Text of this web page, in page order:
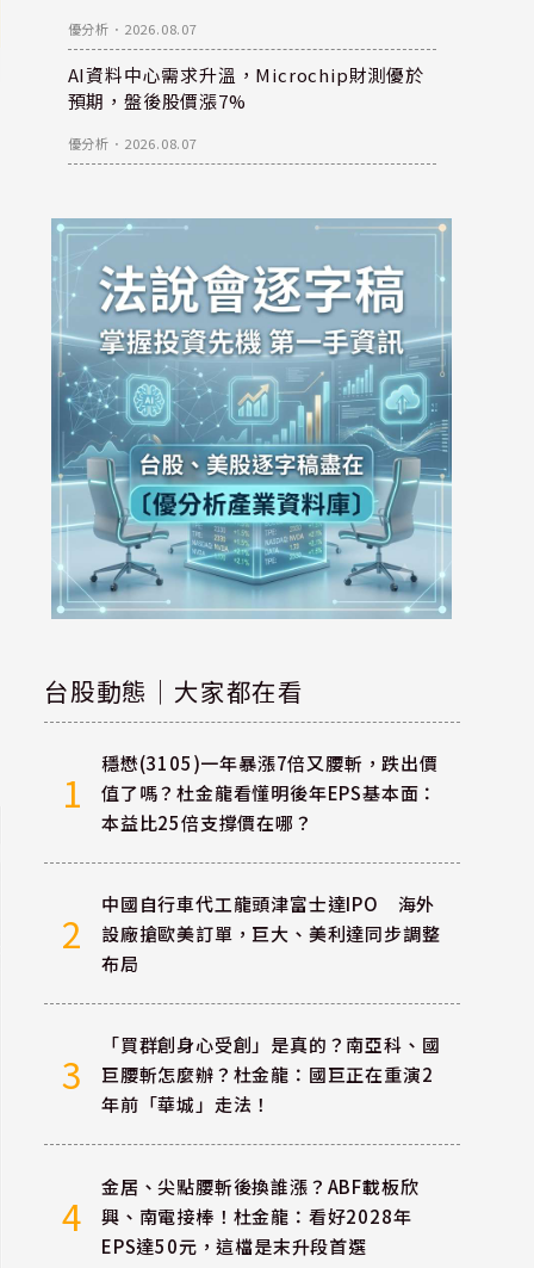
優分析 ． 2026.08.07
AI資料中心需求升溫，Microchip財測優於
預期，盤後股價漲7%
優分析 ． 2026.08.07
台股動態｜大家都在看
1
穩懋(3105)一年暴漲7倍又腰斬，跌出價
值了嗎？杜金龍看懂明後年EPS基本面：
本益比25倍支撐價在哪？
2
中國自行車代工龍頭津富士達IPO 海外
設廠搶歐美訂單，巨大、美利達同步調整
布局
3
「買群創身心受創」是真的？南亞科、國
巨腰斬怎麼辦？杜金龍：國巨正在重演2
年前「華城」走法！
4
金居、尖點腰斬後換誰漲？ABF載板欣
興、南電接棒！杜金龍：看好2028年
EPS達50元，這檔是末升段首選